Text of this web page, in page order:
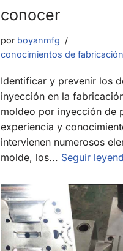
conocer
por boyanmfg
conocimientos de fabricación
Identificar y prevenir los
inyección en la
moldeo por inyección de
experiencia y
intervienen numerosos
molde, los... Seguir